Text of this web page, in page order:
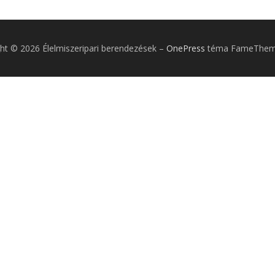
© 2026 Élelmiszeripari berendezések – OnePress téma